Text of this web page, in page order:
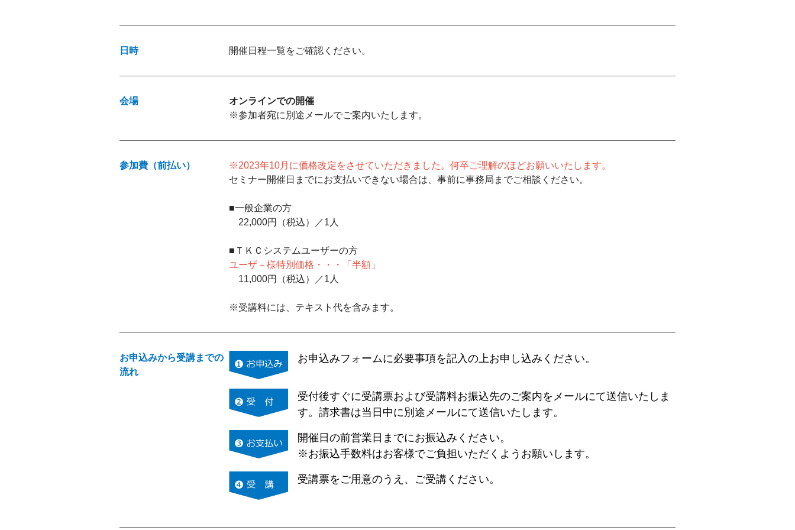
日時 開催日程一覧をご確認ください。
会場
オンラインでの開催
※参加者宛に別途メールでご案内いたします。
参加費（前払い）
※2023年10月に価格改定をさせていただきました。何卒ご理解のほどお願いいたします。
セミナー開催日までにお支払いできない場合は、事前に事務局までご相談ください。
■一般企業の方
22,000円（税込）／1人
■ＴＫＣシステムユーザーの方
ユーザ－様特別価格・・・「半額」
11,000円（税込）／1人
※受講料には、テキスト代を含みます。
お申込みから受講までの
流れ
お申込みフォームに必要事項を記入の上お申し込みください。
受付後すぐに受講票および受講料お振込先のご案内をメールにて送信いたしま
す。請求書は当日中に別途メールにて送信いたします。
開催日の前営業日までにお振込みください。
※お振込手数料はお客様でご負担いただくようお願いします。
受講票をご用意のうえ、ご受講ください。